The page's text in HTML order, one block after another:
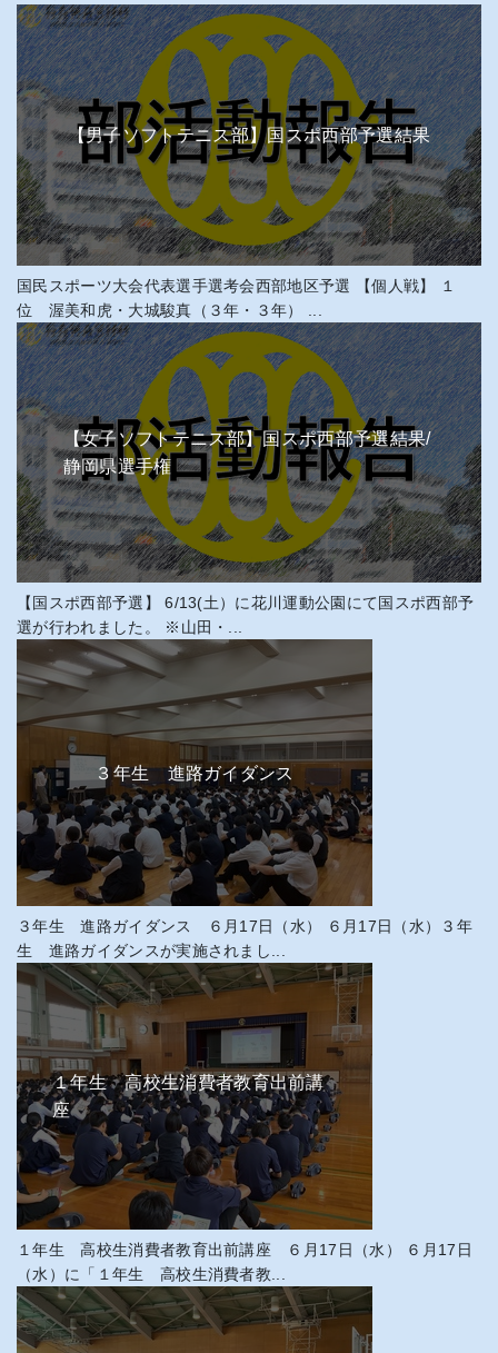
【男子ソフトテニス部】国スポ西部予選結果
国民スポーツ大会代表選手選考会西部地区予選 【個人戦】 １
位 渥美和虎・大城駿真（３年・３年） ...
【女子ソフトテニス部】国スポ西部予選結果/
静岡県選手権
【国スポ西部予選】 6/13(土）に花川運動公園にて国スポ西部予
選が行われました。 ※山田・...
３年生 進路ガイダンス
３年生 進路ガイダンス ６月17日（水） ６月17日（水）３年
生 進路ガイダンスが実施されまし...
１年生 高校生消費者教育出前講
座
１年生 高校生消費者教育出前講座 ６月17日（水） ６月17日
（水）に「１年生 高校生消費者教...